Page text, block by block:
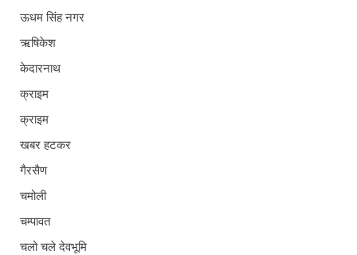
ऊधम सिंह नगर
ऋषिकेश
केदारनाथ
क्राइम
क्राइम
खबर हटकर
गैरसैण
चमोली
चम्पावत
चलो चले देवभूमि